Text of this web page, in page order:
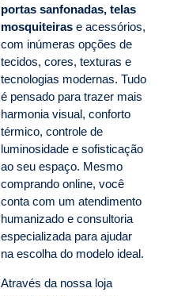
portas sanfonadas, telas
mosquiteiras e acessórios,
com inúmeras opções de
tecidos, cores, texturas e
tecnologias modernas. Tudo
é pensado para trazer mais
harmonia visual, conforto
térmico, controle de
luminosidade e sofisticação
ao seu espaço. Mesmo
comprando online, você
conta com um atendimento
humanizado e consultoria
especializada para ajudar
na escolha do modelo ideal.
Através da nossa loja